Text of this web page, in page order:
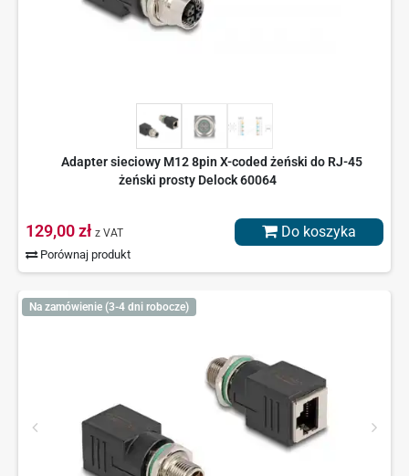
Adapter sieciowy M12 8pin X-coded żeński do RJ-45
żeński prosty Delock 60064
129,00 zł z VAT
Porównaj produkt
Do koszyka
Na zamówienie (3-4 dni robocze)